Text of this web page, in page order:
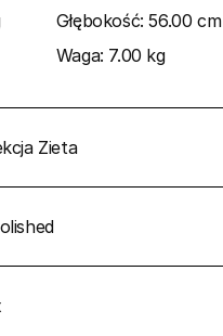
Głębokość:56.00 cm
Waga: 7.00 kg
Zieta